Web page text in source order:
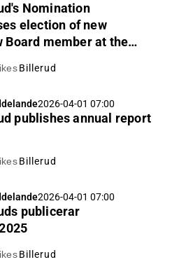
Nomination
election of new
Board member at the
Billerud
2026-04-01 07:00
publishes annual report
Billerud
2026-04-01 07:00
publicerar
Billerud